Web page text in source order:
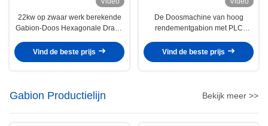
22kw op zwaar werk berekende
Gabion-Doos Hexagonale Draad
Netwerkbreedte
Vind de beste prijs
De Doosmachine van hoog
rendementgabion met PLC
Vind de beste prijs
Gabion Productielijn Bekijk meer >>